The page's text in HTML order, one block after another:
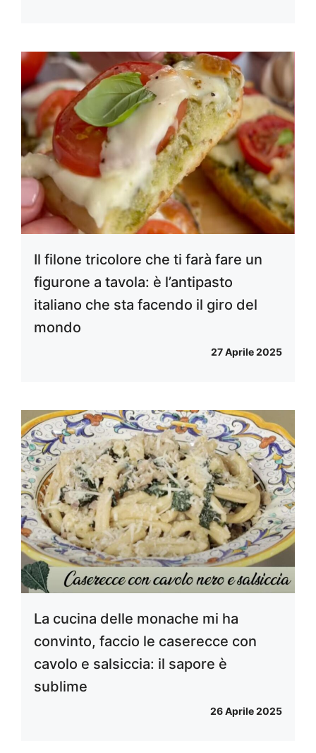
Il filone tricolore che ti farà fare un
figurone a tavola: è l’antipasto
italiano che sta facendo il giro del
mondo
27 Aprile 2025
La cucina delle monache mi ha
convinto, faccio le caserecce con
cavolo e salsiccia: il sapore è
sublime
26 Aprile 2025